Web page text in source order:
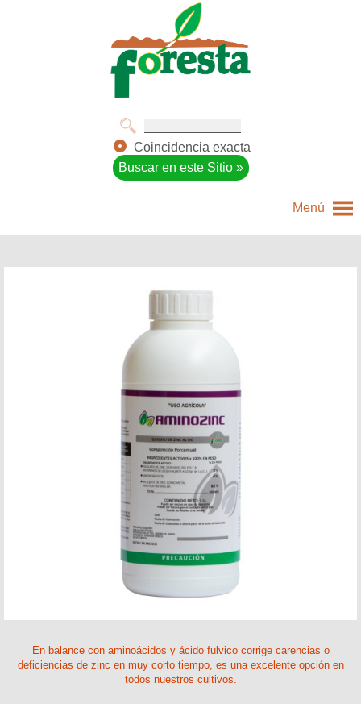
Coincidencia exacta
Menú
En balance con aminoácidos y ácido fulvico corrige carencias o
deficiencias de zinc en muy corto tiempo, es una excelente opción en
todos nuestros cultivos.